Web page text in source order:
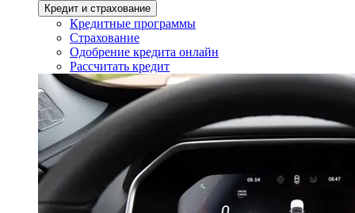
Кредит и страхование
Кредитные программы
Страхование
Одобрение кредита онлайн
Рассчитать кредит